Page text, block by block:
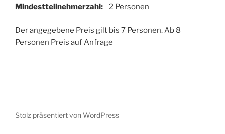
Mindestteilnehmerzahl: 2 Personen
Der angegebene Preis gilt bis 7 Personen. Ab 8
Personen Preis auf Anfrage
Stolz präsentiert von WordPress